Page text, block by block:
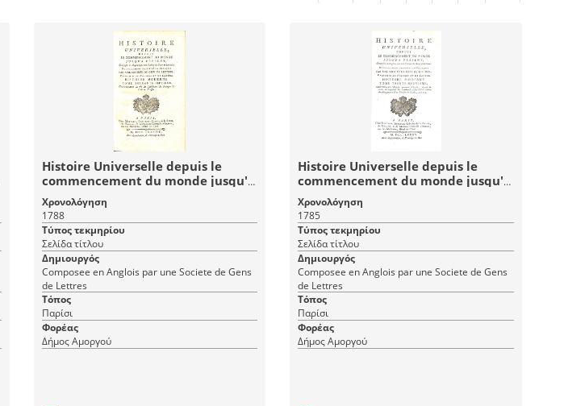
Histoire Universelle depuis le
commencement du monde jusqu'à
présent: Tome Soixant-Septieme
(67) Histoire Moderne - Histoire
Universelle 107
Χρονολόγηση
1788
Τύπος τεκμηρίου
Σελίδα τίτλου
Δημιουργός
Composee en Anglois par une Societe de Gens
de Lettres
Τόπος
Παρίσι
Φορέας
Δήμος Αμοργού
Histoire Universelle depuis le
commencement du monde jusqu'à
présent: Tome Trente-Neuvieme
(39) Histoire Moderne - Histoire
Universelle 79
Χρονολόγηση
1785
Τύπος τεκμηρίου
Σελίδα τίτλου
Δημιουργός
Composee en Anglois par une Societe de Gens
de Lettres
Τόπος
Παρίσι
Φορέας
Δήμος Αμοργού